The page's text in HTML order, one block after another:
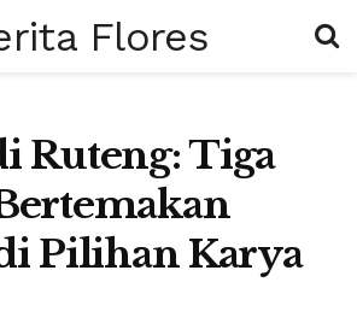
Flores
Ruteng: Tiga
Pilihan Karya